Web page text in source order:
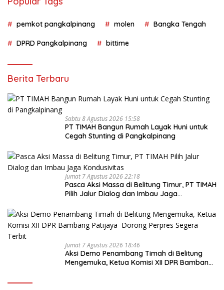
pemkot pangkalpinang molen Bangka Tengah
DPRD Pangkalpinang bittime
Berita Terbaru
Sabtu 8 Agustus 2026 15:58
PT TIMAH Bangun Rumah Layak Huni untuk
Cegah Stunting di Pangkalpinang
Jumat 7 Agustus 2026 22:18
Pasca Aksi Massa di Belitung Timur, PT TIMAH
Pilih Jalur Dialog dan Imbau Jaga
Jumat 7 Agustus 2026 18:46
Aksi Demo Penambang Timah di Belitung
Mengemuka, Ketua Komisi XII DPR Bambang